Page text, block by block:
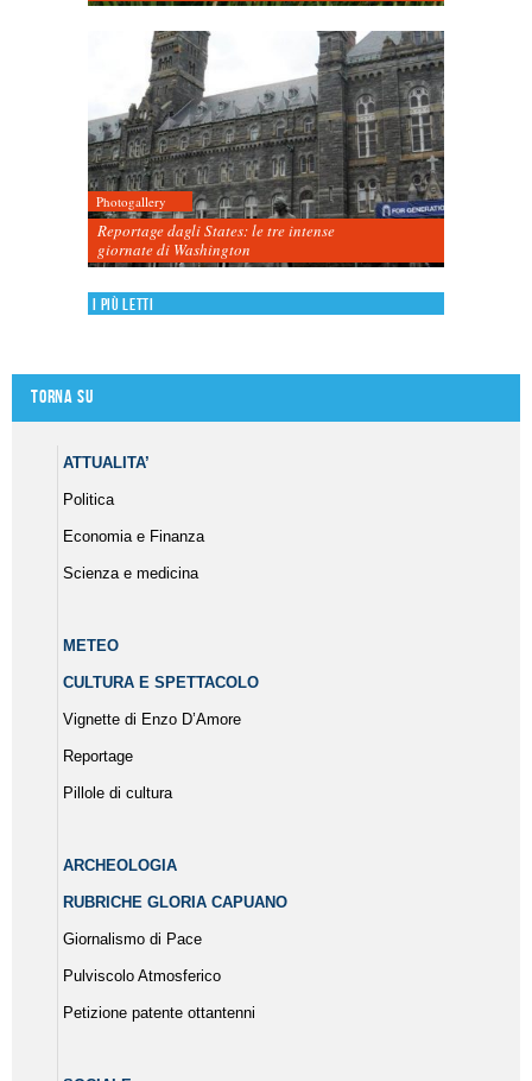
Photogallery
Reportage dagli States: le tre intense
giornate di Washington
I più letti
Torna su
ATTUALITA’
Politica
Economia e Finanza
Scienza e medicina
METEO
CULTURA E SPETTACOLO
Vignette di Enzo D’Amore
Reportage
Pillole di cultura
ARCHEOLOGIA
RUBRICHE GLORIA CAPUANO
Giornalismo di Pace
Pulviscolo Atmosferico
Petizione patente ottantenni